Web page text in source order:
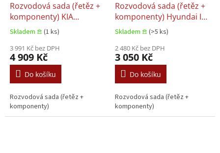
Rozvodová sada (řetěz +
komponenty) KIA
SORENTO II, Kia SORENTO
III, Kia SPORTAGE III, Kia
SPORTAGE IV 2.0D/2.0DH
03.2006–09.2022
Skladem 𖠿 (1 ks)
3 991 Kč bez DPH
4 909 Kč
Do košíku
Rozvodová sada (řetěz +
komponenty)
Rozvodová sada (řetěz +
komponenty) Hyundai I20
I, Hyundai I30, Hyundai
IX20, Hyundai TUCSON
KIA CARENS III, CEE'D, Kia
CERATO I, Kia CERATO II,
Kia CERATO KOUP II, PRO
CEE'D 1.4-1.6LPG
04.2004+
Skladem 𖠿 (>5 ks)
2 480 Kč bez DPH
3 050 Kč
Do košíku
Rozvodová sada (řetěz +
komponenty)